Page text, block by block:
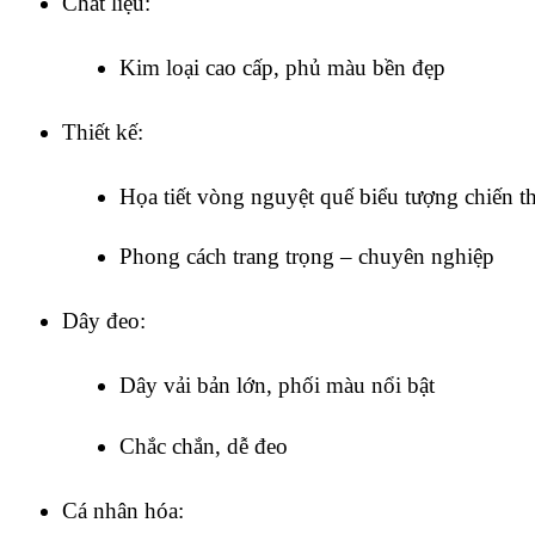
Kim loại cao cấp, phủ màu bền đẹp
Thiết kế:
Họa tiết vòng nguyệt quế biểu tượng chiến
Phong cách trang trọng – chuyên nghiệp
Dây đeo:
Dây vải bản lớn, phối màu nổi bật
Chắc chắn, dễ đeo
Cá nhân hóa: